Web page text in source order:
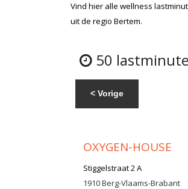
Vind hier alle wellness
uit de regio Bertem.
50
< Vorige
OXYGEN-HOUSE
Stiggelstraat 2 A
1910Berg-Vlaams-Brabant